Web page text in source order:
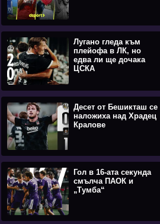
Лугано гледа към
плейофа в ЛК, но
едва ли ще дочака
ЦСКА
Десет от Бешикташ се
наложиха над Храдец
Кралове
Гол в 16-ата секунда
смълча ПАОК и
„Тумба“